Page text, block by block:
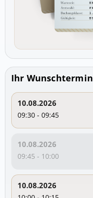
Ihr Wunschtermin
10.08.2026
09:30 - 09:45
10.08.2026
09:45 - 10:00
10.08.2026